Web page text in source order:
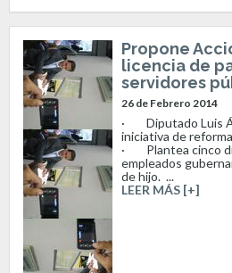
Propone
licencia de
servidores
26 de Febrero 2014
· Diputado Luis
iniciativa de
· Plantea cinco
empleados
de hijo. ...
LEER MÁS [+]